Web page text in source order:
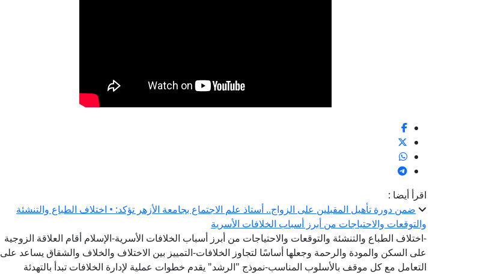
اقرأ أيضا :
ضمن دورة تأهيل المقبلين على الزواج.. أستاذ علم الاجتماع بجامعة الأزهر تؤكد: • اختلاف الطباع والتنشئة
والتوقعات والاحتياجات من أبرز أسباب الخلافات الأسرية
-اختلاف الطباع والتنشئة والتوقعات والاحتياجات من أبرز أسباب الخلافات الأسرية-الإسلام أقام العلاقة الزوجية
على السكن والمودة والرحمة وجعلها أساسًا لتجاوز الخلافات-التمييز بين الاختلاف والخلاف والشقاق يساعد على
التعامل مع كل موقف بالأسلوب المناسب-نموذج "الرشد" يقدم خطوات عملية لإدارة الخلافات تبدأ بالتهدئة